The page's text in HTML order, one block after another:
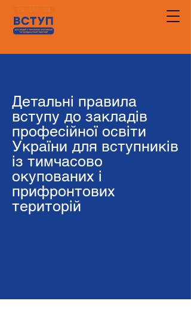
Детальні правила
вступу до закладів
професійної освіти
України для вступників
із тимчасово
окупованих і
прифронтових
територій